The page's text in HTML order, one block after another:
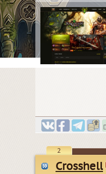
2
Crosshell